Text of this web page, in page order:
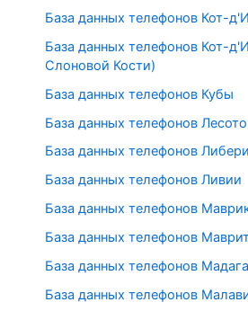
База данных телефонов Кот-
База данных телефонов Кот-
Слоновой Кости)
База данных телефонов Кубы
База данных телефонов Лесото
База данных телефонов
База данных телефонов Ливии
База данных телефонов
База данных телефонов
База данных телефонов
База данных телефонов